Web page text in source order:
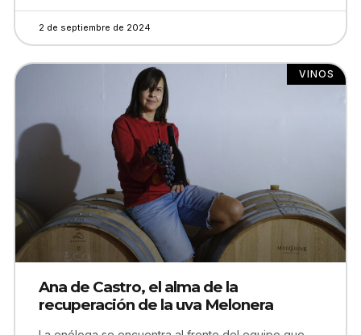
2 de septiembre de 2024
VINOS
Ana de Castro, el alma de la
recuperación de la uva Melonera